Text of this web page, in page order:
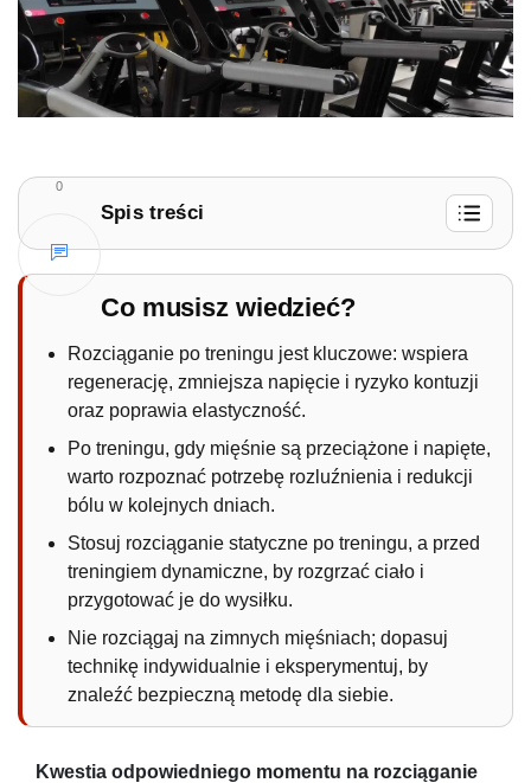
0
Spis treści
1. Czy rozciąganie po treningu jest ważne?
Co musisz wiedzieć?
Rozciąganie po treningu jest kluczowe: wspiera
regenerację, zmniejsza napięcie i ryzyko kontuzji
oraz poprawia elastyczność.
Po treningu, gdy mięśnie są przeciążone i napięte,
warto rozpoznać potrzebę rozluźnienia i redukcji
bólu w kolejnych dniach.
Stosuj rozciąganie statyczne po treningu, a przed
treningiem dynamiczne, by rozgrzać ciało i
przygotować je do wysiłku.
Nie rozciągaj na zimnych mięśniach; dopasuj
technikę indywidualnie i eksperymentuj, by
znaleźć bezpieczną metodę dla siebie.
Kwestia odpowiedniego momentu na rozciąganie